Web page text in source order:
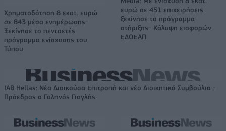
Χρηματοδότηση 8 εκατ. ευρώ
σε 843 μέσα ενημέρωσης-
Ξεκίνησε το πενταετές
πρόγραμμα ενίσχυσης του
Τύπου
ευρώ σε 451 επιχειρήσεις
ξεκίνησε το πρόγραμμα
στήριξης- Κάλυψη εισφορών
ΕΔΟΕΑΠ
IAB Hellas: Νέα Διοικούσα Επιτροπή και νέο Διοικητικό Συμβούλιο -
Πρόεδρος ο Γαληνός Γιαγλής